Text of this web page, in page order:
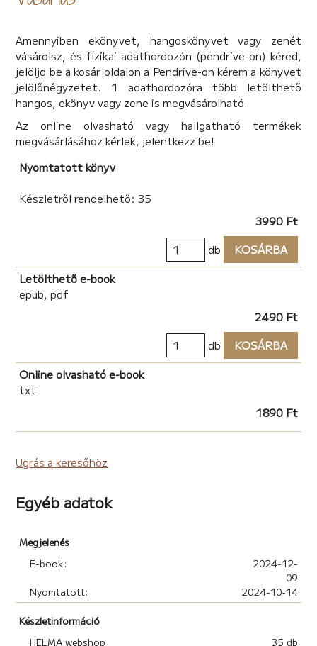
– Miért, mit hittél?!
– Kinek ajánlod a könyvet?
– Ha azt mondom, főként kicsiknek és nagyoknak, az
kábé semmit sem jelent. Így inkább a következő módon
fogalmazom meg: olyan embereknek (és más értelmes
lényeknek is) ajánlom, akik szeretik a varázslatos
világokat és akarnak hinni a saját teremtő erejükben. És
ami nagyon fontos: ezért hajlandóak tenni is!
könyv?
Maradhatunk abban, hogy ezt a kérdést mindenki
Amennyiben ekönyvet, hangoskönyvet vagy zenét
vásárolsz, és fizikai adathordozón (pendrive-on) kéred,
jelöljd be a kosár oldalon a Pendrive-on kérem a könyvet
jelölőnégyzetet. 1 adathordozóra több letölthető
hangos, ekönyv vagy zene is megvásárolható.
Az online olvasható vagy hallgatható termékek
megvásárlásához kérlek, jelentkezz be!
Nyomtatott könyv
Készletről rendelhető: 35
3990 Ft
db
KOSÁRBA
Letölthető e-book
epub, pdf
2490 Ft
db
KOSÁRBA
Online olvasható e-book
txt
1890 Ft
Ugrás a keresőhöz
Egyéb adatok
Megjelenés
E-book:
2024-12-
09
Nyomtatott:
2024-10-14
Készletinformáció
HELMA webshop
35 db